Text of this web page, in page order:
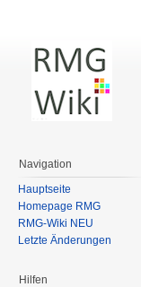
Navigation
Hauptseite
Homepage RMG
RMG-Wiki NEU
Letzte Änderungen
Hilfen